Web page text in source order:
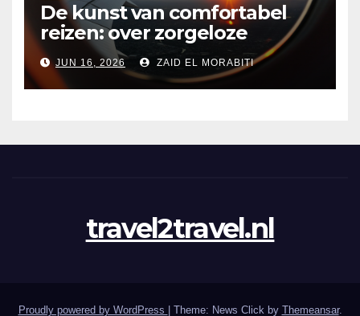
De kunst van comfortabel
reizen: over zorgeloze
stopovers en de onzichtbare
bacteriën aan boord
JUN 16, 2026 ZAID EL MORABITI
travel2travel.nl
Proudly powered by WordPress Theme: News Click by Themeansar.